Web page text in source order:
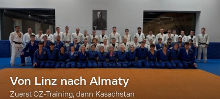
Von Linz nach Almaty
Zuerst OZ-Training, dann Kasachstan